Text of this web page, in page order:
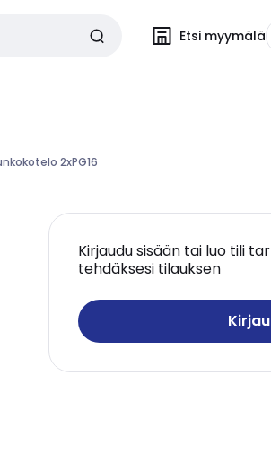
Etsi myymälä
2xPG16
Kirjaudu sisään tai luo tili
tehdäksesi tilauksen